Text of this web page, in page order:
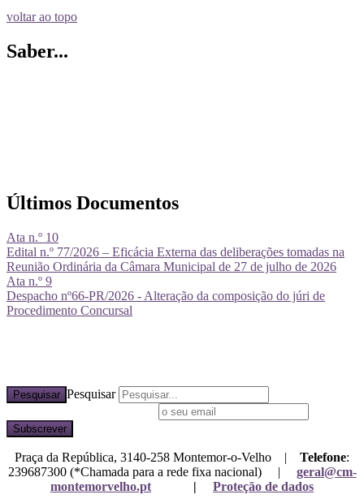
voltar ao topo
Saber...
Últimos Documentos
Ata n.º 10
Edital n.º 77/2026 – Eficácia Externa das deliberações tomadas na
Reunião Ordinária da Câmara Municipal de 27 de julho de 2026
Ata n.º 9
Despacho nº66-PR/2026 - Alteração da composição do júri de
Procedimento Concursal
Pesquisar Pesquisar
Praça da República, 3140-258 Montemor-o-Velho | Telefone:
239687300 (*Chamada para a rede fixa nacional) | geral@cm-
montemorvelho.pt
| Proteção de dados